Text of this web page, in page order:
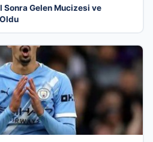
Sonra Gelen Mucizesi ve